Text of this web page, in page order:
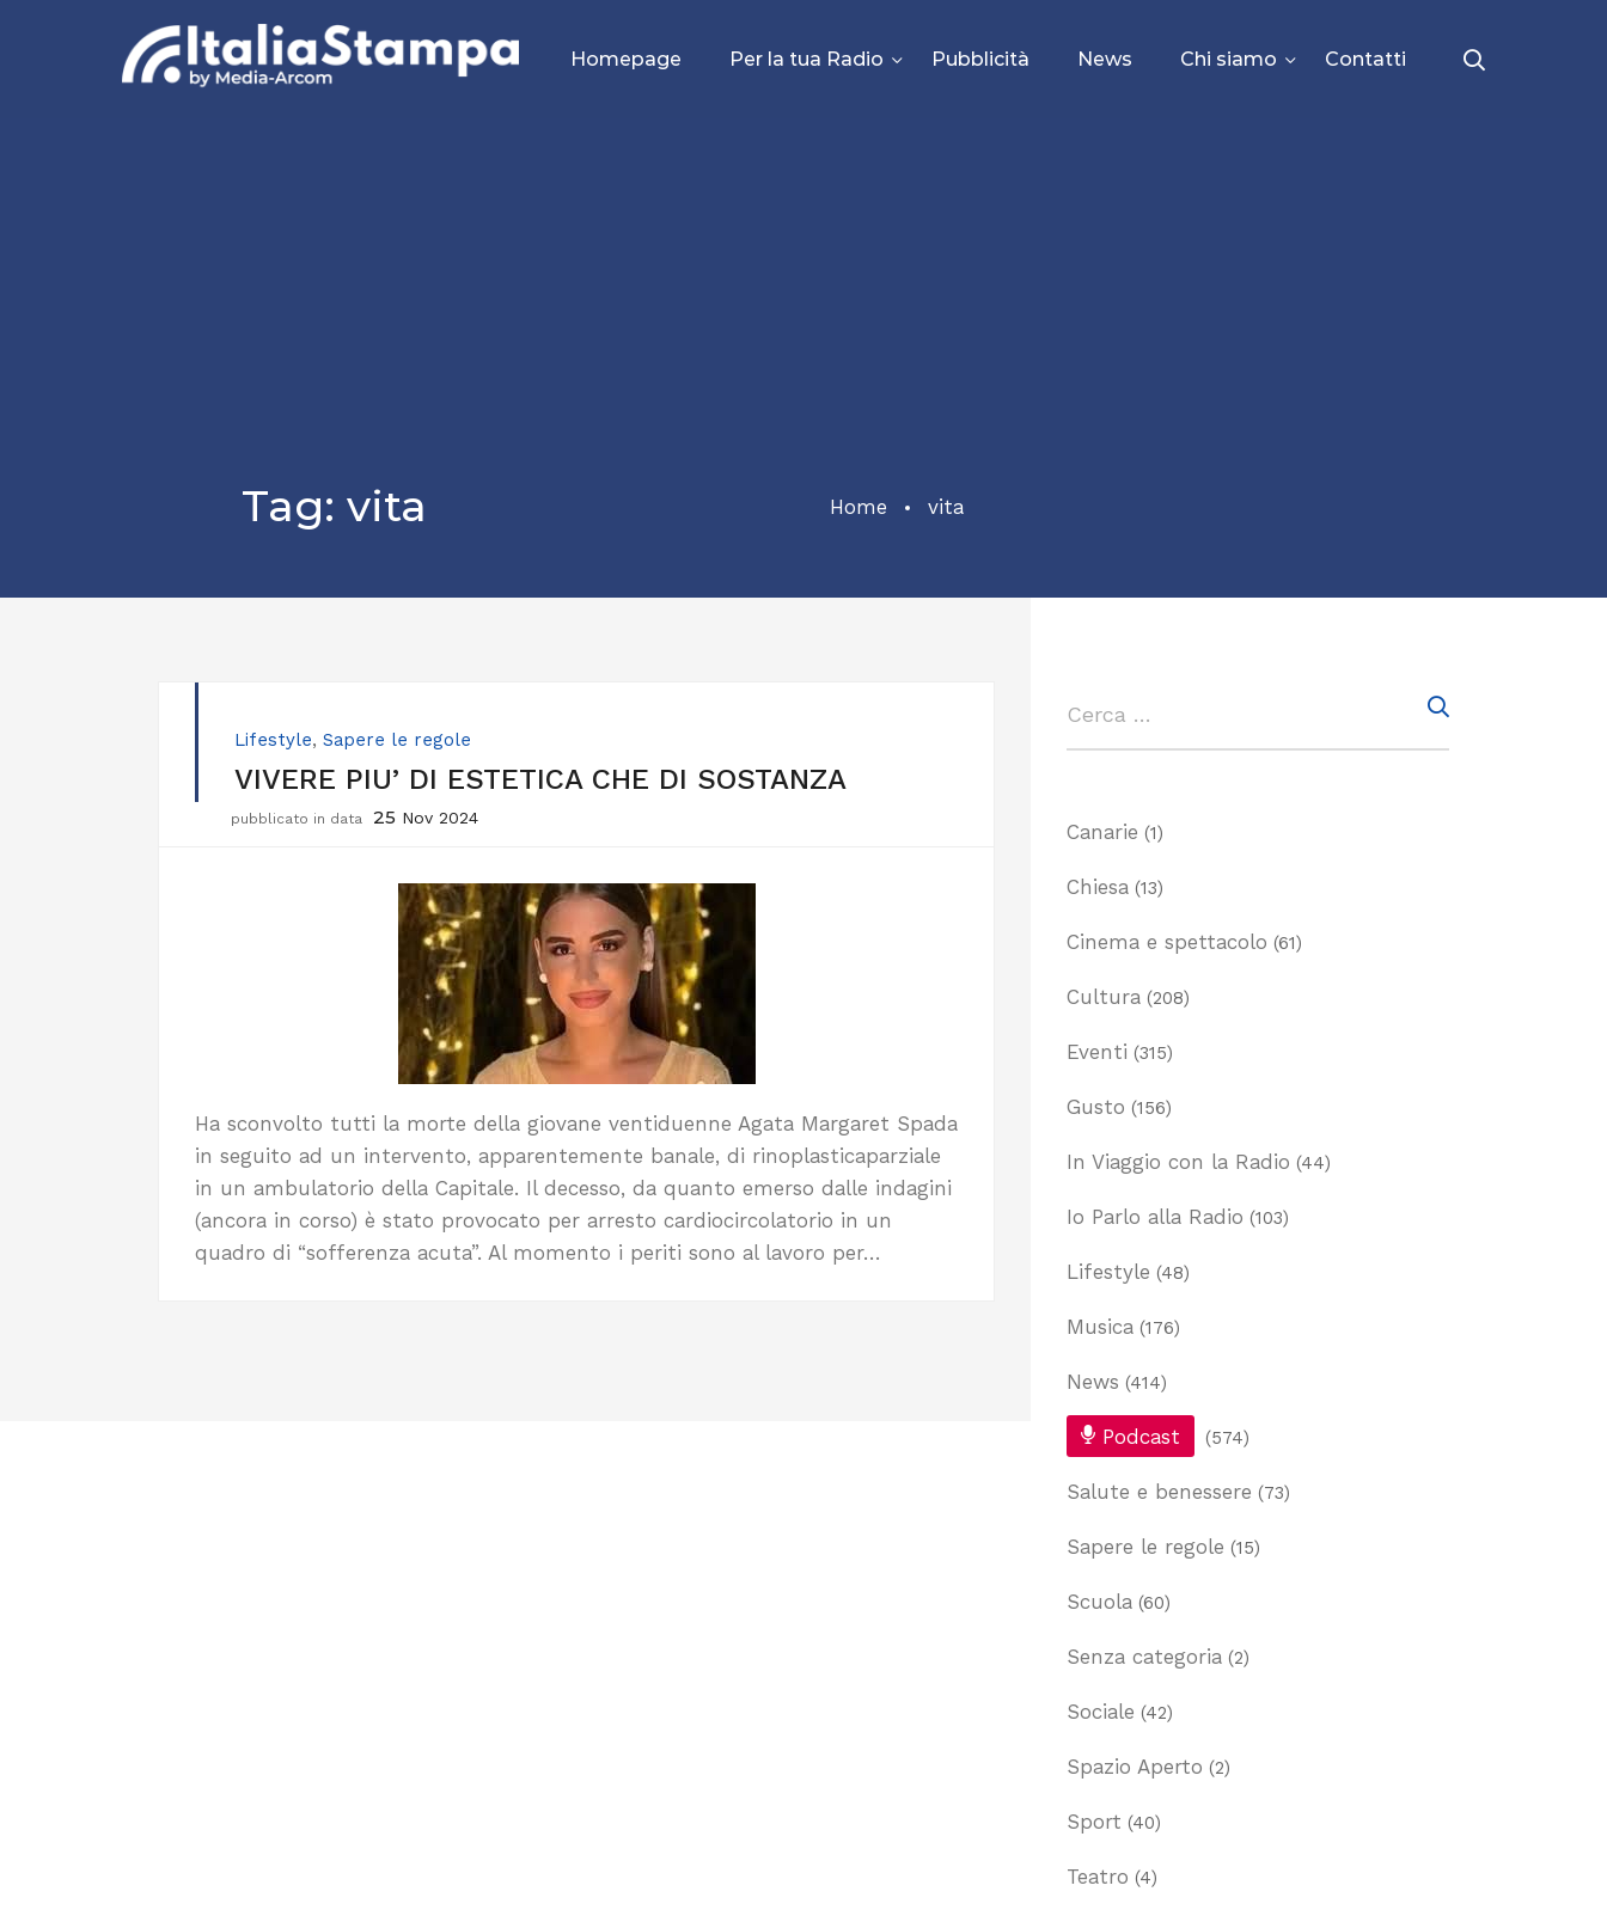
Homepage Per la tua Radio Pubblicità News Chi siamo Contatti
Tag: vita Home vita
Lifestyle, Sapere le regole
VIVERE PIU’ DI ESTETICA CHE DI SOSTANZA
pubblicato in data 25 Nov 2024
Ha sconvolto tutti la morte della giovane ventiduenne Agata Margaret Spada
in seguito ad un intervento, apparentemente banale, di rinoplasticaparziale
in un ambulatorio della Capitale. Il decesso, da quanto emerso dalle indagini
(ancora in corso) è stato provocato per arresto cardiocircolatorio in un
quadro di “sofferenza acuta”. Al momento i periti sono al lavoro per…
Canarie (1)
Chiesa (13)
Cinema e spettacolo (61)
Cultura (208)
Eventi (315)
Gusto (156)
In Viaggio con la Radio (44)
Io Parlo alla Radio (103)
Lifestyle (48)
Musica (176)
News (414)
Podcast (574)
Salute e benessere (73)
Sapere le regole (15)
Scuola (60)
Senza categoria (2)
Sociale (42)
Spazio Aperto (2)
Sport (40)
Teatro (4)